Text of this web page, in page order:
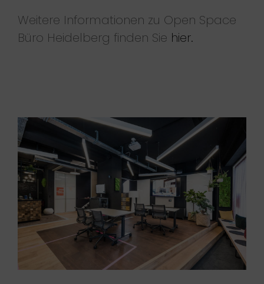
Weitere Informationen zu Open Space
Büro Heidelberg finden Sie hier.